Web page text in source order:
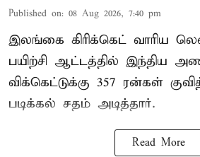
Published on: 08 Aug 2026, 7:40 pm
இலங்கை கிரிக்கெட் வாரிய
பயிற்சி ஆட்டத்தில் இந்திய
விக்கெட்டுக்கு 357 ரன்கள்
படிக்கல் சதம் அடித்தார்.
Read More